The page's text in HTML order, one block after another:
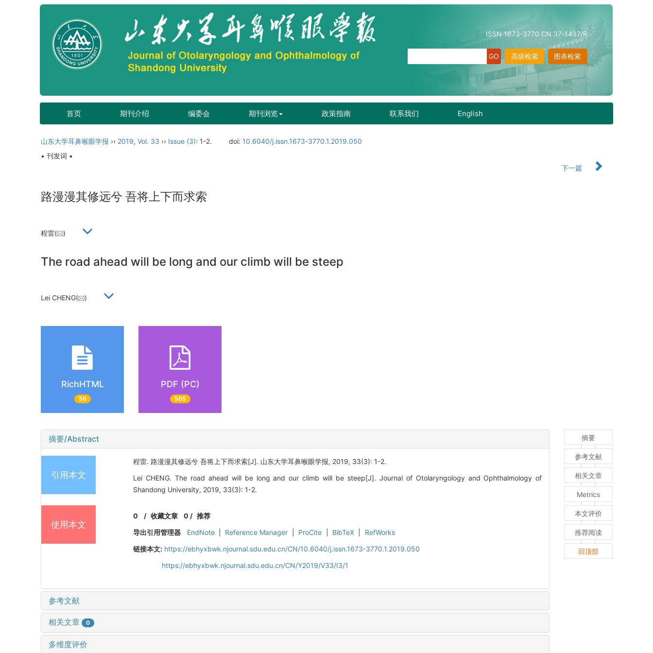
ISSN 1673-3770 CN 37-1437/R
图表检索
高级检索
首页 期刊介绍 编委会 期刊浏览 政策指南 联系我们 English
山东大学耳鼻喉眼学报 ›› 2019, Vol. 33 ›› Issue (3): 1-2. doi: 10.6040/j.issn.1673-3770.1.2019.050
• 刊发词 •
下一篇
路漫漫其修远兮 吾将上下而求索
程雷( )
The road ahead will be long and our climb will be steep
Lei CHENG( )
RichHTML
56
PDF (PC)
505
摘要/Abstract
引用本文
程雷. 路漫漫其修远兮 吾将上下而求索[J]. 山东大学耳鼻喉眼学报, 2019, 33(3): 1-2.
Lei CHENG. The road ahead will be long and our climb will be steep[J]. Journal of Otolaryngology and Ophthalmology of
Shandong University, 2019, 33(3): 1-2.
使用本文
0 /收藏文章 0 / 推荐
导出引用管理器
EndNote Reference Manager ProCite BibTeX
RefWorks
链接本文: https://ebhyxbwk.njournal.sdu.edu.cn/CN/10.6040/j.issn.1673-3770.1.2019.050
https://ebhyxbwk.njournal.sdu.edu.cn/CN/Y2019/V33/I3/1
参考文献
相关文章 0
多维度评价
摘要
参考文献
相关文章
Metrics
本文评价
推荐阅读
回顶部